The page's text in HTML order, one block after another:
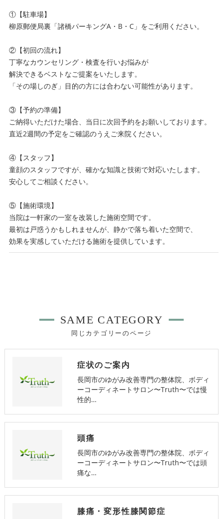
①【駐車場】
柳原郵便局裏「諸橋パーキングA・B・C」をご利用ください。
②【初回の流れ】
丁寧なカウンセリング・検査を行いお悩みが
解決できるベストなご提案をいたします。
「その場しのぎ」目的の方には合わない可能性があります。
③【予約の準備】
ご納得いただけた場合、当日に次回予約をお願いしております。
直近2週間の予定をご確認のうえご来院ください。
④【スタッフ】
童顔のスタッフですが、確かな知識と技術で対応いたします。
安心してご相談ください。
⑤【施術環境】
当院は一軒家の一室を改装した施術空間です。
最初は戸惑うかもしれませんが、静かで落ち着いた空間で、
効果を実感していただける施術を提供しています。
同じカテゴリーのページ
SAME CATEGORY
症状のご案内
長岡市のゆがみ改善専門の整体院、ボディ
ーコーディネートサロン〜Truth〜では慢
性的…
頭痛
長岡市のゆがみ改善専門の整体院、ボディ
ーコーディネートサロン〜Truth〜では頭
痛な…
膝痛・変形性膝関節症